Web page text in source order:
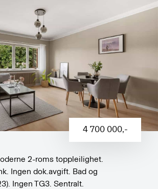
4 700 000,-
2-roms toppleilighet.
Ingen dok.avgift. Bad og
Ingen TG3. Sentralt.